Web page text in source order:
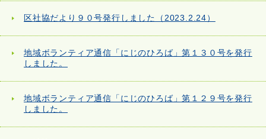
区社協だより９０号発行しました（2023.2.24）
地域ボランティア通信「にじのひろば」第１３０号を発行
しました。
地域ボランティア通信「にじのひろば」第１２９号を発行
しました。